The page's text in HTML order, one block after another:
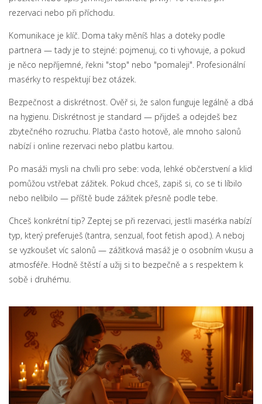
rezervaci nebo při příchodu.
Komunikace je klíč. Doma taky měníš hlas a doteky podle
partnera — tady je to stejné: pojmenuj, co ti vyhovuje, a pokud
je něco nepříjemné, řekni "stop" nebo "pomaleji". Profesionální
masérky to respektují bez otázek.
Bezpečnost a diskrétnost. Ověř si, že salon funguje legálně a dbá
na hygienu. Diskrétnost je standard — přijdeš a odejdeš bez
zbytečného rozruchu. Platba často hotově, ale mnoho salonů
nabízí i online rezervaci nebo platbu kartou.
Po masáži mysli na chvíli pro sebe: voda, lehké občerstvení a klid
pomůžou vstřebat zážitek. Pokud chceš, zapiš si, co se ti líbilo
nebo nelíbilo — příště bude zážitek přesně podle tebe.
Chceš konkrétní tip? Zeptej se při rezervaci, jestli masérka nabízí
typ, který preferuješ (tantra, senzual, foot fetish apod.). A neboj
se vyzkoušet víc salonů — zážitková masáž je o osobním vkusu a
atmosféře. Hodně štěstí a užij si to bezpečně a s respektem k
sobě i druhému.